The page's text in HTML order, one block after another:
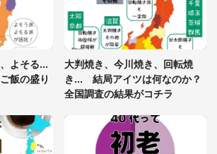
ゃってた〝野生の野菜〟に6.5万人戦慄
だろ」「食パンの耳」と1.4万人困惑
道で遭難状態。なんとか見つけた民家に助け
ると、住人の男性が...」
よそる...
飯の盛り
大判焼き、今川焼き、回転焼
き... 結局アイツは何なのか？
全国調査の結果がコチラ